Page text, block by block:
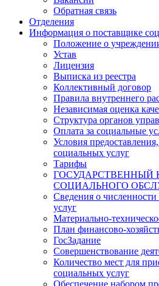
Обратная связь
Отделения
Информация о поставщике
Положение о
Устав
Лицензия
Выписка из реестра
Коллективный договор
Правила внутреннего
Независимая оценка
Структура органов
Оплата за социальные
Условия
социальных услуг
Тарифы
ГОСУДАРСТВЕННЫЙ
СОЦИАЛЬНОГО
Сведения о
услуг
Материально-
План финансово-
ГосЗадание
Совершенствование
Количество мест для
социальных услуг
Обеспечение набором